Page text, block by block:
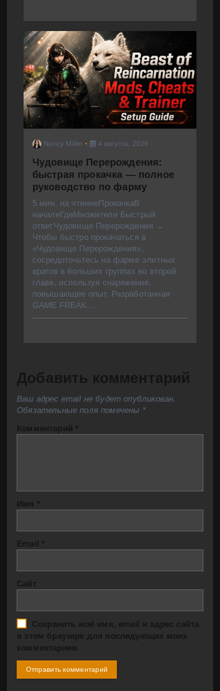
Nancy Miller 4 августа, 2026
Чудовище Перерождения:
быстрая прокачка — полное
руководство по фарму
5 мин. на чтениеПрокачкаВ
началеГдеМножители Быстрый
ответЧудовище Перерождения →
Чтобы быстро прокачаться в
«Чудовище Перерождения»,
сосредоточьтесь на фарме элитных
врагов в больших группах во второй
главе, используя снаряжение,
повышающее опыт. Разработанная
GAME FREAK…
Добавить комментарий
Ваш адрес email не будет опубликован.
Обязательные поля помечены *
Комментарий *
Имя *
Email *
Сайт
Сохранить моё имя, email и адрес сайта
в этом браузере для последующих моих
комментариев.